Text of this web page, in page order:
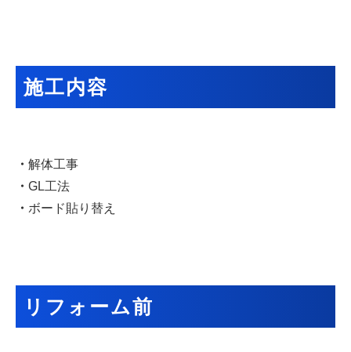
施工内容
・ 解体工事
・ GL工法
・ ボード貼り替え
リフォーム前